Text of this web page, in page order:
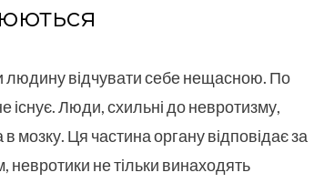
людину відчувати себе нещасною. По
існує. Люди, схильні до невротизму,
мозку. Ця частина органу відповідає за
невротики не тільки винаходять